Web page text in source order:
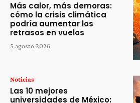
Más calor, más demoras:
cómo la crisis climática
podría aumentar los
retrasos en vuelos
5 agosto 2026
Noticias
Las 10 mejores
universidades de México: